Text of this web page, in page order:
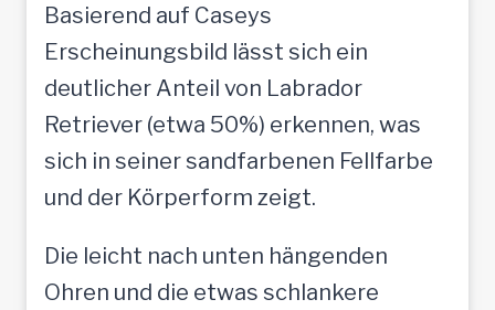
Basierend auf Caseys
Erscheinungsbild lässt sich ein
deutlicher Anteil von Labrador
Retriever (etwa 50%) erkennen, was
sich in seiner sandfarbenen Fellfarbe
und der Körperform zeigt.
Die leicht nach unten hängenden
Ohren und die etwas schlankere